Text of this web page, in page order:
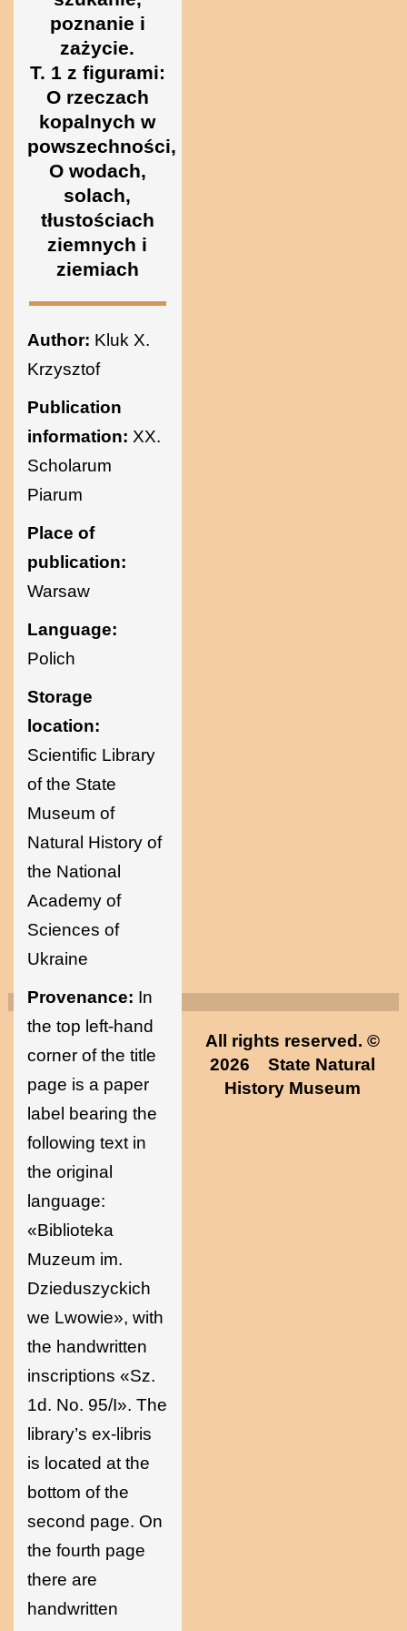
Sciences of
Ukraine
poznanie i
zażycie.
T. 1 z figurami:
O rzeczach
kopalnych w
powszechności,
O wodach,
solach,
tłustościach
ziemnych i
ziemiach
Author: Kluk X.
Krzysztof
Publication
information: XX.
Scholarum
Piarum
Place of
publication:
Warsaw
Language:
Polich
Storage
location:
Scientific Library
of the State
Museum of
Natural History of
the National
Academy of
Sciences of
Ukraine
Provenance: In
the top left-hand
corner of the title
page is a paper
label bearing the
following text in
the original
language:
«Biblioteka
Muzeum im.
Dzieduszyckich
we Lwowie», with
the handwritten
inscriptions «Sz.
1d. No. 95/I». The
library’s ex-libris
is located at the
bottom of the
second page. On
the fourth page
there are
handwritten
All rights reserved. ©
2026 State Natural
History Museum